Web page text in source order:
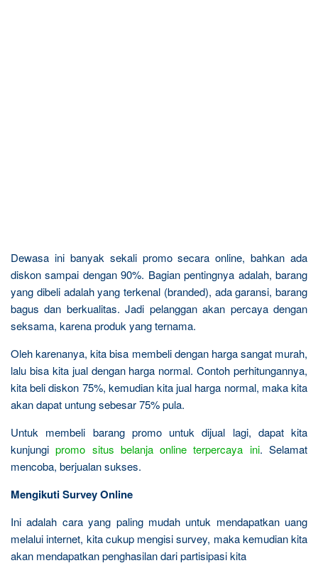
Dewasa ini banyak sekali promo secara online, bahkan ada
diskon sampai dengan 90%. Bagian pentingnya adalah, barang
yang dibeli adalah yang terkenal (branded), ada garansi, barang
bagus dan berkualitas. Jadi pelanggan akan percaya dengan
seksama, karena produk yang ternama.
Oleh karenanya, kita bisa membeli dengan harga sangat murah,
lalu bisa kita jual dengan harga normal. Contoh perhitungannya,
kita beli diskon 75%, kemudian kita jual harga normal, maka kita
akan dapat untung sebesar 75% pula.
Untuk membeli barang promo untuk dijual lagi, dapat kita
kunjungipromo situs belanja online terpercaya ini. Selamat
mencoba, berjualan sukses.
Mengikuti Survey Online
Ini adalah cara yang paling mudah untuk mendapatkan uang
melalui internet, kita cukup mengisi survey, maka kemudian kita
akan mendapatkan penghasilan dari partisipasi kita